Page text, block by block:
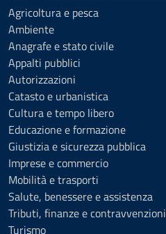
Agricoltura e pesca
Ambiente
Anagrafe e stato civile
Appalti pubblici
Autorizzazioni
Catasto e urbanistica
Cultura e tempo libero
Educazione e formazione
Giustizia e sicurezza pubblica
Imprese e commercio
Mobilità e trasporti
Salute, benessere e assistenza
Tributi, finanze e contravvenzioni
Turismo